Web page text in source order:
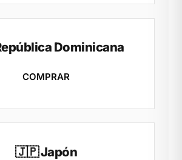
Dominicana
COMPRAR
🇯🇵 Japón